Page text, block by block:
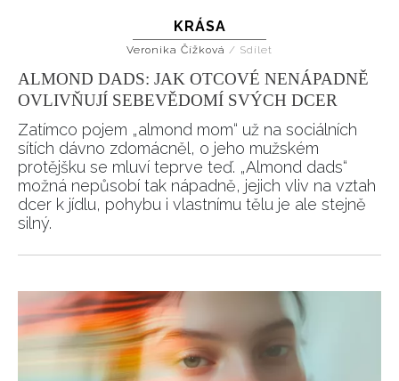
KRÁSA
Veronika Čížková / Sdílet
ALMOND DADS: JAK OTCOVÉ NENÁPADNĚ
OVLIVŇUJÍ SEBEVĚDOMÍ SVÝCH DCER
Zatímco pojem „almond mom“ už na sociálních
sítích dávno zdomácněl, o jeho mužském
protějšku se mluví teprve teď. „Almond dads“
možná nepůsobí tak nápadně, jejich vliv na vztah
dcer k jídlu, pohybu i vlastnímu tělu je ale stejně
silný.